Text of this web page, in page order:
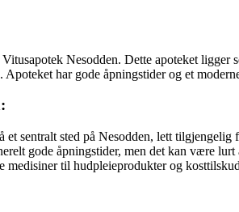
Nesodden. Dette apoteket
Apoteket har gode åpningstider og et
sentralt sted på Nesodden, lett tilgjengelig
gode åpningstider, men det kan være
medisiner til hudpleieprodukter og